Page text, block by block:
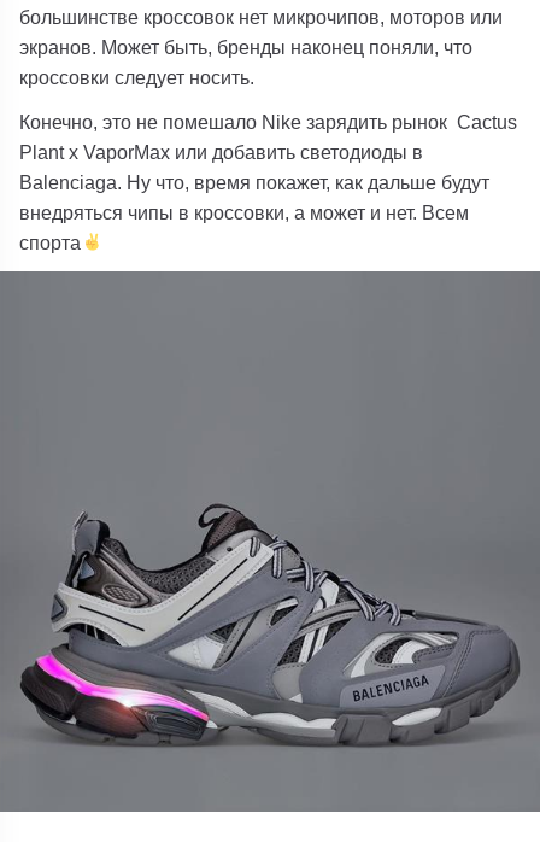
большинстве кроссовок нет микрочипов, моторов или
экранов. Может быть, бренды наконец поняли, что
кроссовки следует носить.
Конечно, это не помешало Nike зарядить рынок Cactus
Plant x VaporMax или добавить светодиоды в
Balenciaga. Ну что, время покажет, как дальше будут
внедряться чипы в кроссовки, а может и нет. Всем
спорта